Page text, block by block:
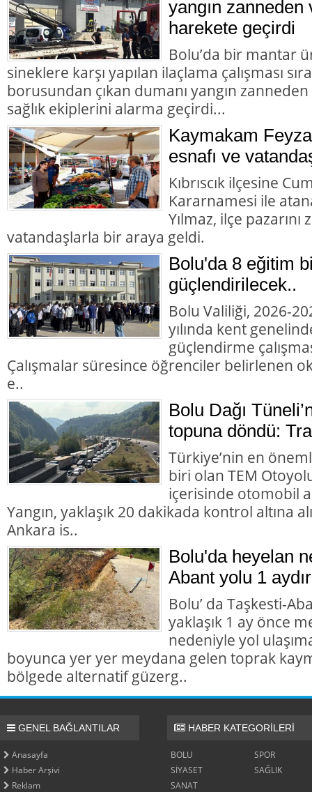
yangın
harekete geçirdi
Bolu’da bir mantar
sineklere karşı yapılan ilaçlama çalışması
borusundan çıkan dumanı yangın
sağlık ekiplerini alarma geçirdi...
Kaymakam
esnafı ve
Kıbrıscık ilçesine
Kararnamesi ile
Yılmaz, ilçe
vatandaşlarla bir araya geldi.
Bolu'da 8 eğitim
güçlendirilecek..
Bolu Valiliği, 2026-
yılında kent
güçlendirme
Çalışmalar süresince öğrenciler belirlenen
e..
Bolu Dağı
topuna döndü:
Türkiye’nin en
biri olan TEM
içerisinde otomobil
Yangın, yaklaşık 20 dakikada kontrol altına
Ankara is..
Bolu'da heyelan
Abant yolu 1
Bolu’ da Taşkesti-
yaklaşık 1 ay önce
nedeniyle yol
boyunca yer yer meydana gelen toprak
bölgede alternatif güzerg..
GENEL BAĞLANTILAR
Anasayfa
Haber Arşivi
Reklam
HABER KATEGORİLERİ
BOLU
SPOR
SİYASET
SAĞLIK
SANAT